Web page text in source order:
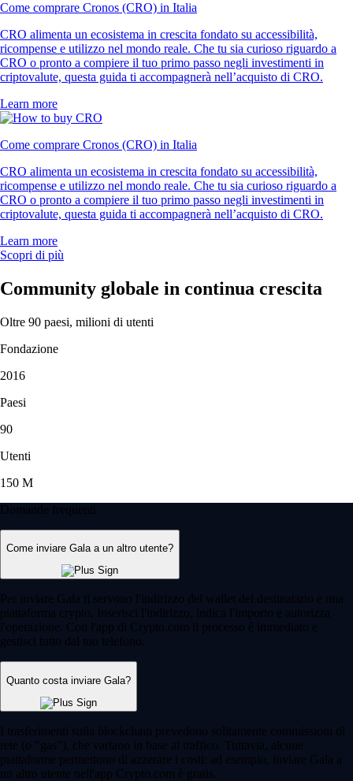
Come comprare Cronos (CRO) in Italia
CRO alimenta un ecosistema in crescita fondato su accessibilità,
ricompense e utilizzo nel mondo reale. Che tu sia curioso riguardo a
CRO o pronto a compiere il tuo primo passo negli investimenti in
criptovalute, questa guida ti accompagnerà nell’acquisto di CRO.
Learn more
Come comprare Cronos (CRO) in Italia
CRO alimenta un ecosistema in crescita fondato su accessibilità,
ricompense e utilizzo nel mondo reale. Che tu sia curioso riguardo a
CRO o pronto a compiere il tuo primo passo negli investimenti in
criptovalute, questa guida ti accompagnerà nell’acquisto di CRO.
Learn more
Scopri di più
Community globale in continua crescita
Oltre 90 paesi, milioni di utenti
Fondazione
2016
Paesi
90
Utenti
150 M
Domande frequenti
Come inviare Gala a un altro utente?
Per inviare Gala ti servono l'indirizzo del wallet del destinatario e una
piattaforma crypto. Inserisci l'indirizzo, indica l'importo e autorizza
l'operazione. Con l'app di Crypto.com il processo è immediato e
gestisci tutto dal tuo telefono.
Quanto costa inviare Gala?
I trasferimenti sulla blockchain prevedono solitamente commissioni di
rete (o "gas"), che variano in base al traffico. Tuttavia, alcune
piattaforme permettono di azzerare i costi: ad esempio, inviare Gala a
un altro utente nell'app Crypto.com è gratis.